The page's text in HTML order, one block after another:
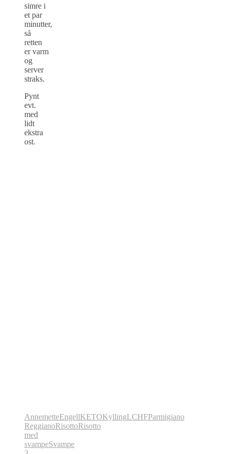
simre i
et par
minutter,
så
retten
er varm
og
server
straks.
Pynt
evt.
med
lidt
ekstra
ost.
AnnemetteEngellKETOKyllingLCHFParmigiano
ReggianoRisottoRisotto
med
svampeSvampe